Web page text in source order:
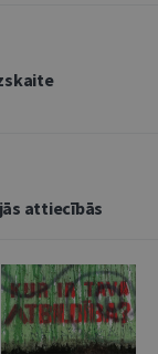
attiecībās